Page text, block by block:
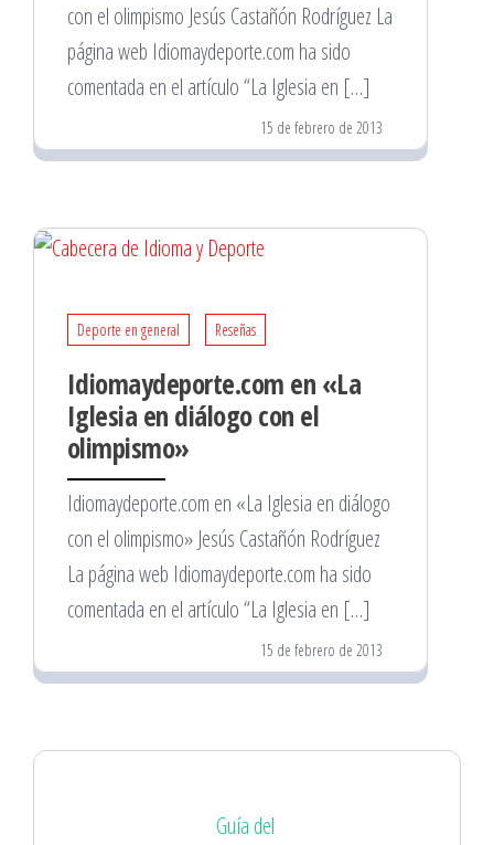
con el olimpismo Jesús Castañón Rodríguez La
página web Idiomaydeporte.com ha sido
comentada en el artículo “La Iglesia en […]
15 de febrero de 2013
Deporte en general Reseñas
Idiomaydeporte.com en «La
Iglesia en diálogo con el
olimpismo»
Idiomaydeporte.com en «La Iglesia en diálogo
con el olimpismo» Jesús Castañón Rodríguez
La página web Idiomaydeporte.com ha sido
comentada en el artículo “La Iglesia en […]
15 de febrero de 2013
Guía del